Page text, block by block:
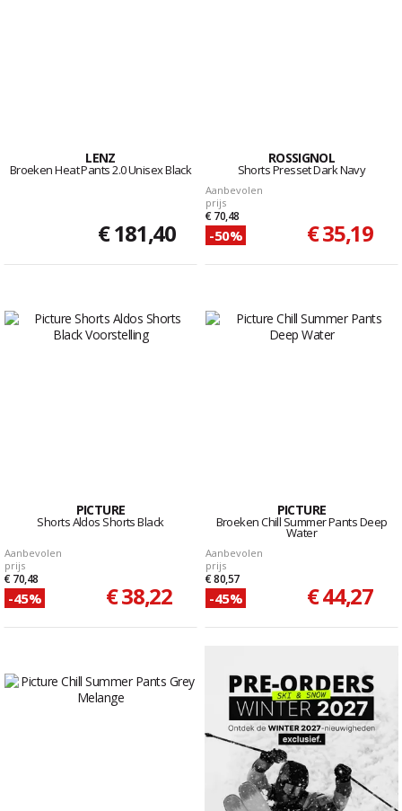
LENZ
Broeken Heat Pants 2.0 Unisex Black
€ 181,40
ROSSIGNOL
Shorts Presset Dark Navy
Aanbevolen
prijs
€ 70,48
-50% € 35,19
PICTURE
Shorts Aldos Shorts Black
Aanbevolen
prijs
€ 70,48
-45% € 38,22
PICTURE
Broeken Chill Summer Pants Deep
Water
Aanbevolen
prijs
€ 80,57
-45% € 44,27